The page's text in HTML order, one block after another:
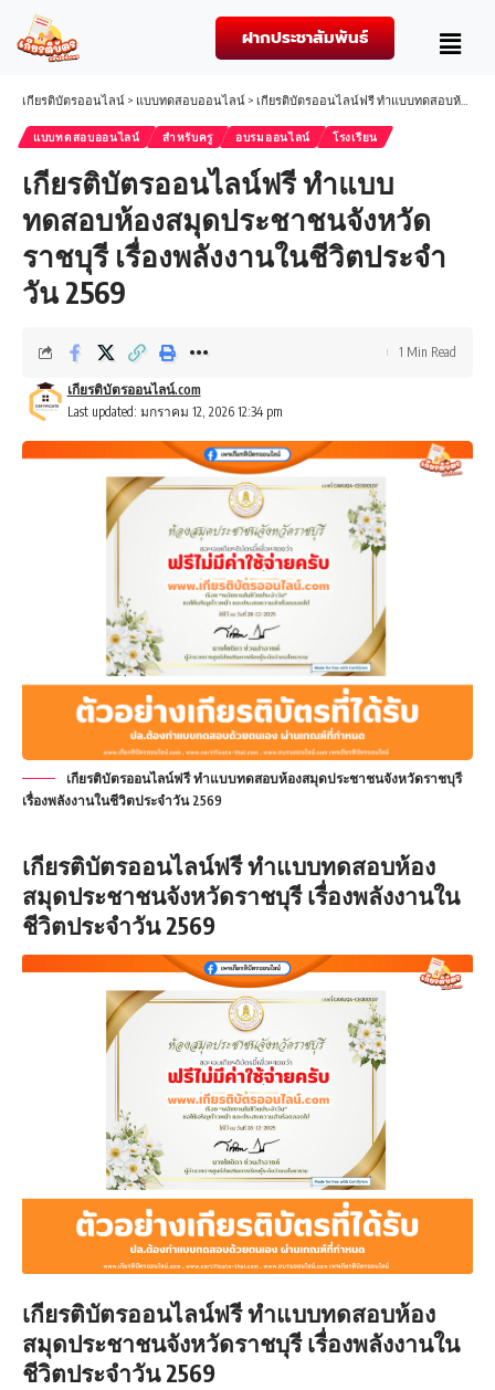
ฝากประชาสัมพันธ์
เกียรติบัตรออนไลน์ > แบบทดสอบออนไลน์ > เกียรติบัตรออนไลน์ฟรี ทำแบบทดสอบห้องสมุดประชาชนจังหวัดราชบุรี เรื่องพลังงานในชีวิตประจำวัน 2569
แบบทดสอบออนไลน์ สำหรับครู อบรมออนไลน์ โรงเรียน
เกียรติบัตรออนไลน์ฟรี ทำแบบ
ทดสอบห้องสมุดประชาชนจังหวัด
ราชบุรี เรื่องพลังงานในชีวิตประจำ
วัน 2569
Last updated: มกราคม 12, 2026 12:34 pm
เกียรติบัตรออนไลน์.com
1 Min Read
เกียรติบัตรออนไลน์ฟรี ทำแบบทดสอบห้องสมุดประชาชนจังหวัดราชบุรี
เรื่องพลังงานในชีวิตประจำวัน 2569
เกียรติบัตรออนไลน์ฟรีทำแบบทดสอบห้อง
สมุดประชาชนจังหวัดราชบุรี เรื่องพลังงานใน
ชีวิตประจำวัน 2569
เกียรติบัตรออนไลน์ฟรีทำแบบทดสอบห้อง
สมุดประชาชนจังหวัดราชบุรี เรื่องพลังงานใน
ชีวิตประจำวัน 2569